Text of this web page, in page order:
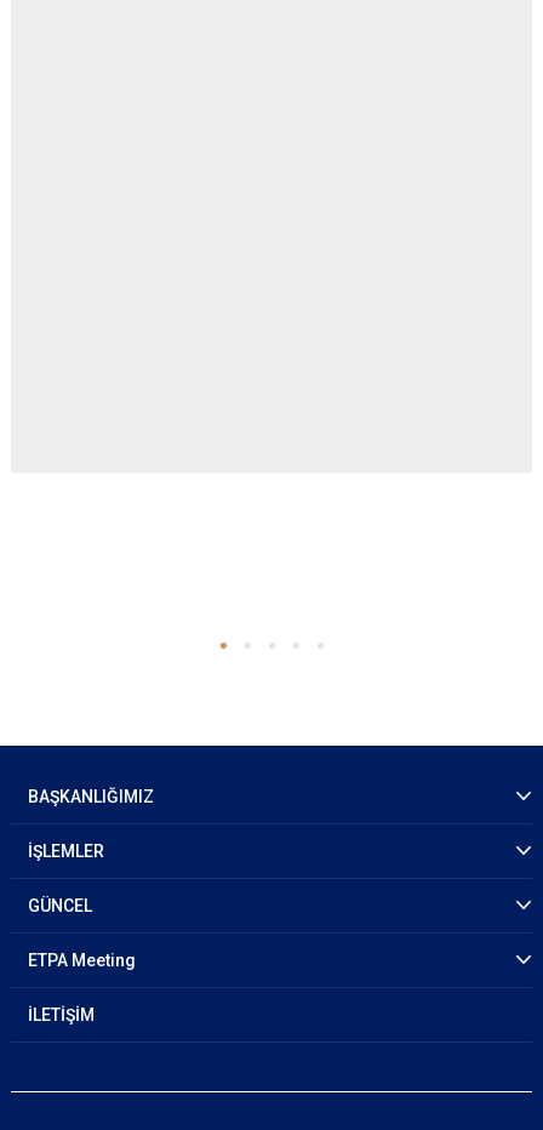
BAŞKANLIĞIMIZ
İŞLEMLER
GÜNCEL
ETPA Meeting
İLETİŞİM